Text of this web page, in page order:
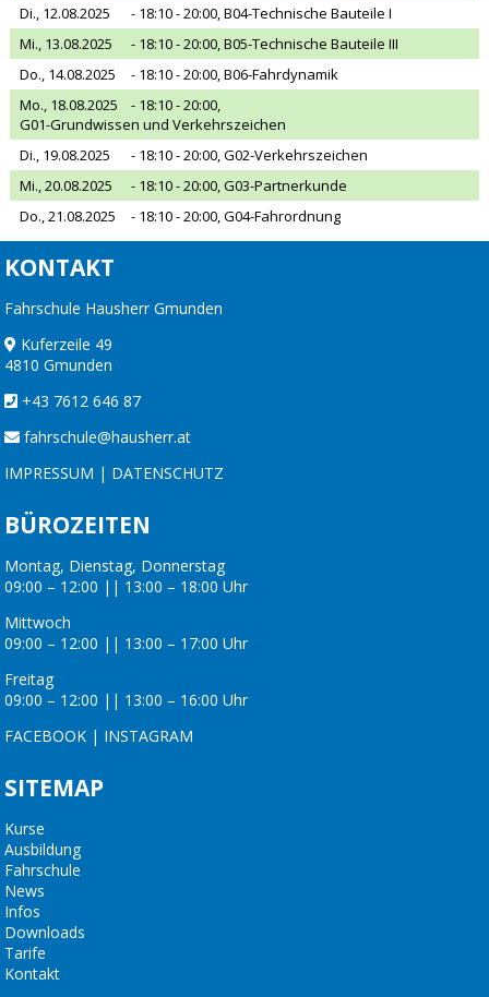
Di., 12.08.2025
- 18:10 - 20:00,B04-Technische Bauteile I
Mi., 13.08.2025
- 18:10 - 20:00,B05-Technische Bauteile III
Do., 14.08.2025
- 18:10 - 20:00,B06-Fahrdynamik
Mo., 18.08.2025
- 18:10 - 20:00,
G01-Grundwissen und Verkehrszeichen
Di., 19.08.2025
- 18:10 - 20:00,G02-Verkehrszeichen
Mi., 20.08.2025
- 18:10 - 20:00,G03-Partnerkunde
Do., 21.08.2025
- 18:10 - 20:00,G04-Fahrordnung
KONTAKT
Fahrschule Hausherr Gmunden
Kuferzeile 49
4810 Gmunden
+43 7612 646 87
fahrschule@hausherr.at
IMPRESSUM | DATENSCHUTZ
BÜROZEITEN
Montag, Dienstag, Donnerstag
09:00 – 12:00 || 13:00 – 18:00 Uhr
Mittwoch
09:00 – 12:00 || 13:00 – 17:00 Uhr
Freitag
09:00 – 12:00 || 13:00 – 16:00 Uhr
FACEBOOK | INSTAGRAM
SITEMAP
Kurse
Ausbildung
Fahrschule
News
Infos
Downloads
Tarife
Kontakt